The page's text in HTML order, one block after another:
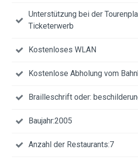
Unterstützung bei der
Ticketerwerb
Kostenloses WLAN
Kostenlose Abholung vom
Brailleschrift oder:
Baujahr:2005
Anzahl der Restaurants:7